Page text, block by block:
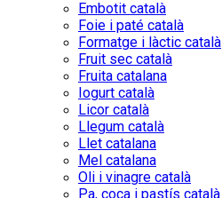
Embotit català
Foie i paté català
Formatge i làctic català
Fruit sec català
Fruita catalana
Iogurt català
Licor català
Llegum català
Llet catalana
Mel catalana
Oli i vinagre català
Pa, coca i pastís català